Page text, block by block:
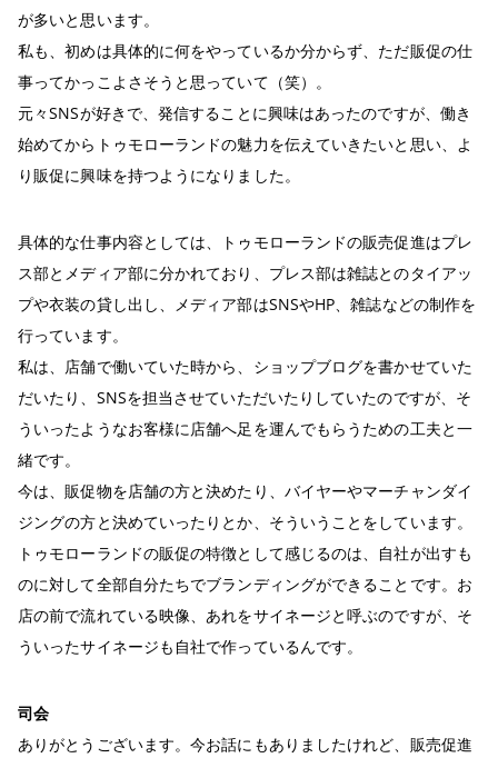
が多いと思います。
私も、初めは具体的に何をやっているか分からず、ただ販促の仕
事ってかっこよさそうと思っていて（笑）。
元々SNSが好きで、発信することに興味はあったのですが、働き
始めてからトゥモローランドの魅力を伝えていきたいと思い、よ
り販促に興味を持つようになりました。
具体的な仕事内容としては、トゥモローランドの販売促進はプレ
ス部とメディア部に分かれており、プレス部は雑誌とのタイアッ
プや衣装の貸し出し、メディア部はSNSやHP、雑誌などの制作を
行っています。
私は、店舗で働いていた時から、ショップブログを書かせていた
だいたり、SNSを担当させていただいたりしていたのですが、そ
ういったようなお客様に店舗へ足を運んでもらうための工夫と一
緒です。
今は、販促物を店舗の方と決めたり、バイヤーやマーチャンダイ
ジングの方と決めていったりとか、そういうことをしています。
トゥモローランドの販促の特徴として感じるのは、自社が出すも
のに対して全部自分たちでブランディングができることです。お
店の前で流れている映像、あれをサイネージと呼ぶのですが、そ
ういったサイネージも自社で作っているんです。
司会
ありがとうございます。今お話にもありましたけれど、販売促進